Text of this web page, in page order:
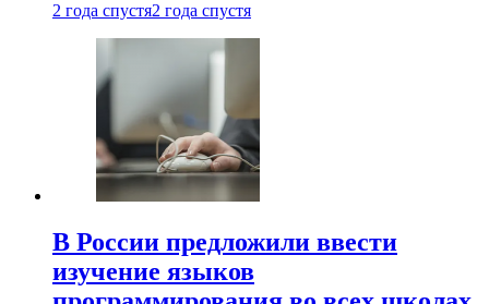
2 года спустя2 года спустя
В России предложили ввести
изучение языков